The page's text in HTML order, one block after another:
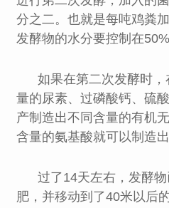
分之二。也就是每吨鸡粪
发酵物的水分要控制在
如果在第二次发酵时
量的尿素、过磷酸钙、硫
产制造出不同含量的有机
含量的氨基酸就可以制造
过了14天左右，发酵
肥，并移动到了40米以后